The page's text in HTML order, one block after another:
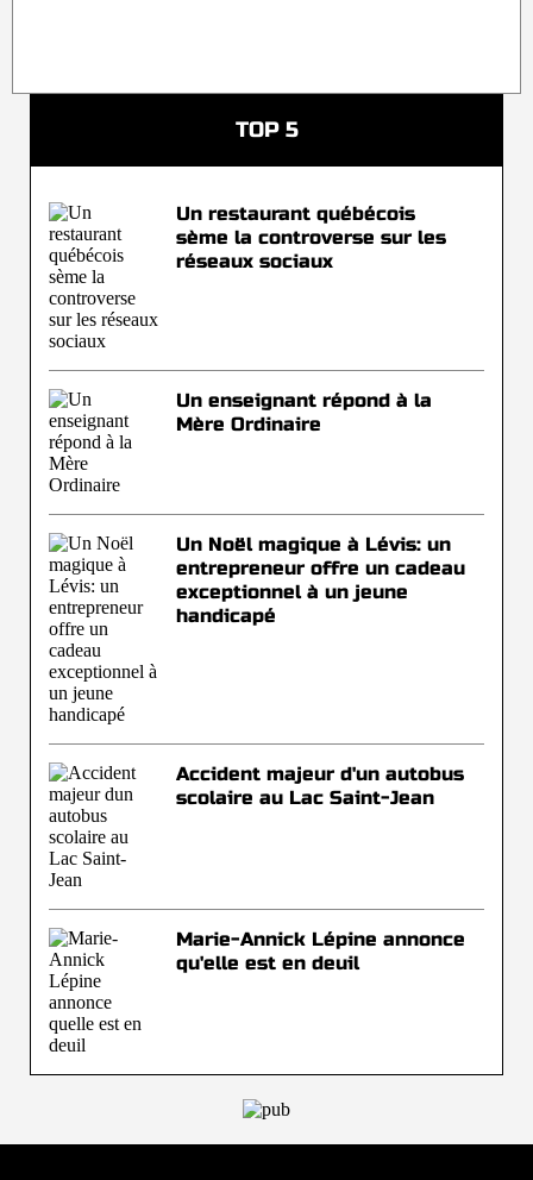
TOP 5
Un restaurant québécois
sème la controverse sur les
réseaux sociaux
Un enseignant répond à la
Mère Ordinaire
Un Noël magique à Lévis: un
entrepreneur offre un cadeau
exceptionnel à un jeune
handicapé
Accident majeur d'un autobus
scolaire au Lac Saint-Jean
Marie-Annick Lépine annonce
qu'elle est en deuil